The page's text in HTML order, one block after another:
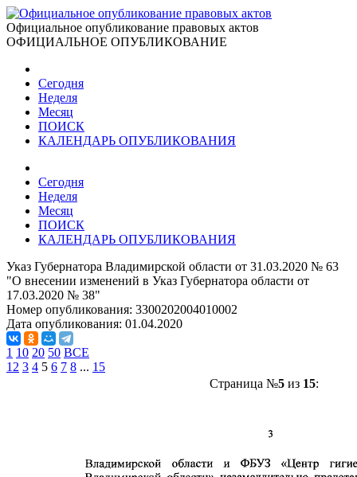
Официальное опубликование правовых актов
ОФИЦИАЛЬНОЕ ОПУБЛИКОВАНИЕ
Сегодня
Неделя
Месяц
ПОИСК
КАЛЕНДАРЬ ОПУБЛИКОВАНИЯ
Сегодня
Неделя
Месяц
ПОИСК
КАЛЕНДАРЬ ОПУБЛИКОВАНИЯ
Указ Губернатора Владимирской области от 31.03.2020 № 63
"О внесении изменений в Указ Губернатора области от
17.03.2020 № 38"
Номер опубликования: 3300202004010002
Дата опубликования: 01.04.2020
1 10 20 50 ВСЕ
1 2 3 4 5 6 7 8 ... 15
Страница №5из 15: